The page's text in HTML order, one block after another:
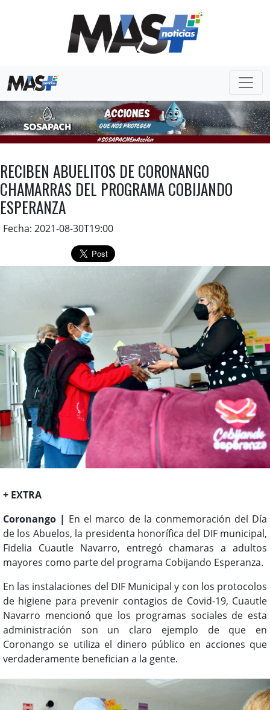
RECIBEN ABUELITOS DE CORONANGO
CHAMARRAS DEL PROGRAMA COBIJANDO
ESPERANZA
Fecha: 2021-08-30T19:00
+ EXTRA
Coronango | En el marco de la conmemoración del Día
de los Abuelos, la presidenta honorífica del DIF municipal,
Fidelia Cuautle Navarro, entregó chamaras a adultos
mayores como parte del programa Cobijando Esperanza.
En las instalaciones del DIF Municipal y con los protocolos
de higiene para prevenir contagios de Covid-19, Cuautle
Navarro mencionó que los programas sociales de esta
administración son un claro ejemplo de que en
Coronango se utiliza el dinero público en acciones que
verdaderamente benefician a la gente.